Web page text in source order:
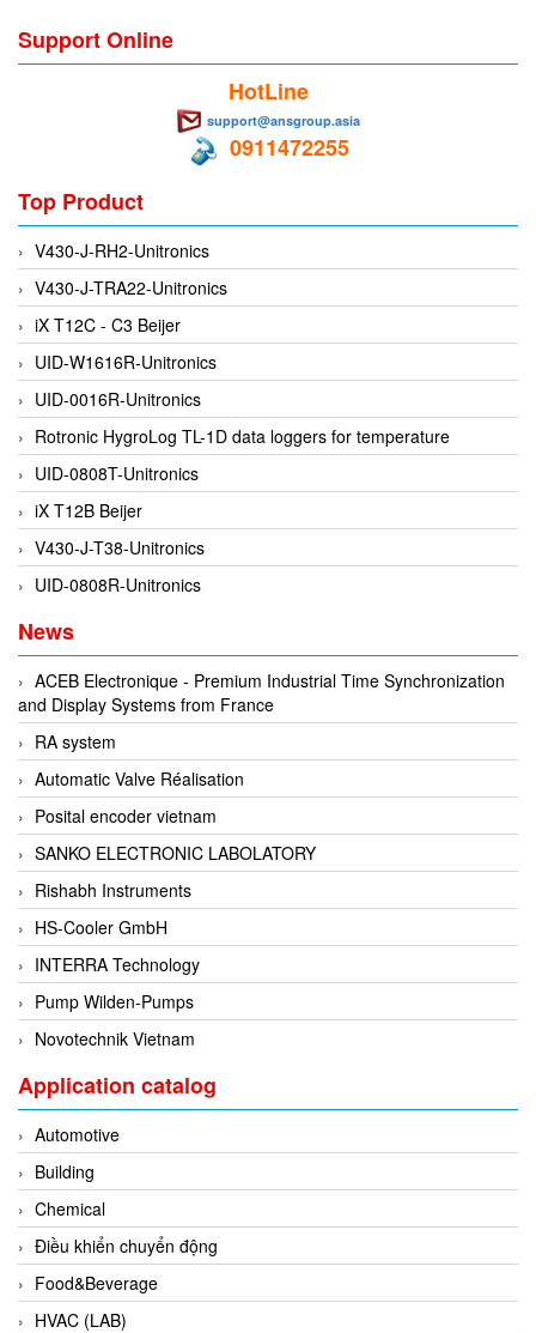
EPE Process Filters & Accumulators
Erhardt-Leimer
Erhardt-leimer
ERICHSEN
Erinda/Delta
ESA Automation Vietnam
Esa Pyronics
Euchner
EUCHNER GmbH + Co. KG VietNam
Eurotherm Vietnam
Eurovent
Evoqua
Exergen
Exide Technologies Vietnam
EXOR
FAIRCHILD
FANUC
FDM/ F.lli Della Marca Srl
FEIN
Felm
FESTO
FHF (EATON Crouse-Hinds)
Fife/ Maxcess
Fimet
Fine Suntronix
FineTek
Finna Sensors Vietnam
Fireye
Fischer
Fisher
FISO Vietnam
Support Online
HotLine
support@ansgroup.asia
0911472255
Top Product
V430-J-RH2-Unitronics
V430-J-TRA22-Unitronics
iX T12C - C3 Beijer
UID-W1616R-Unitronics
UID-0016R-Unitronics
Rotronic HygroLog TL-1D data loggers for temperature
UID-0808T-Unitronics
iX T12B Beijer
V430-J-T38-Unitronics
UID-0808R-Unitronics
News
ACEB Electronique - Premium Industrial Time Synchronization
and Display Systems from France
RA system
Automatic Valve Réalisation
Posital encoder vietnam
SANKO ELECTRONIC LABOLATORY
Rishabh Instruments
HS-Cooler GmbH
INTERRA Technology
Pump Wilden-Pumps
Novotechnik Vietnam
Application catalog
Automotive
Building
Chemical
Điều khiển chuyển động
Food&Beverage
HVAC (LAB)